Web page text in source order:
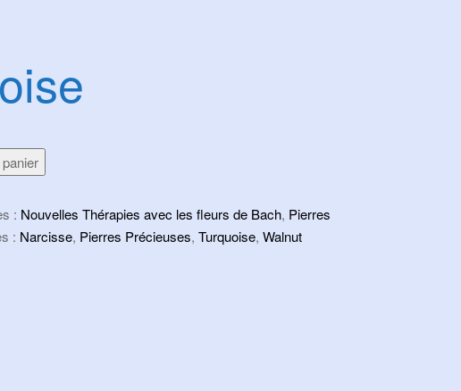
: Nouvelles Thérapies avec les fleurs de Bach, Pierres
: Narcisse, Pierres Précieuses, Turquoise, Walnut